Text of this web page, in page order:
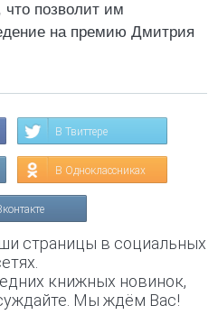
позволит им
на премию Дмитрия
В Твиттере
В Одноклассниках
страницы в социальных
книжных новинок,
Мы ждём Вас!